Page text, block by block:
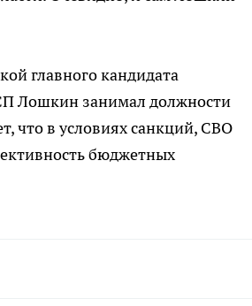
главного кандидата
Лошкин занимал должности
что в условиях санкций, СВО
бюджетных